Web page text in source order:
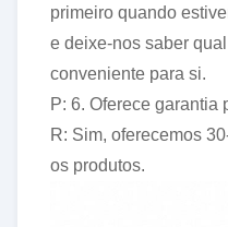
primeiro quando
e deixe-nos saber
conveniente para si.
P: 6. Oferece garantia
R: Sim, oferecemos
os produtos.